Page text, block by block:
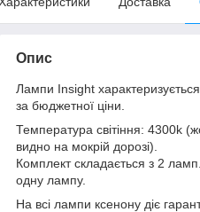
Опис
Лампи Insight
за бюджетної ціни.
Температура світіння: 4300k
видно на мокрій дорозі).
Комплект складається з 2
одну лампу.
На всі лампи ксенону діє